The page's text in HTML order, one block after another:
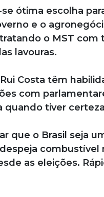
se ótima escolha
e o
o MST
lavouras.
Costa têm
com
quando tiver
que o Brasil seja
combustível
as eleições.